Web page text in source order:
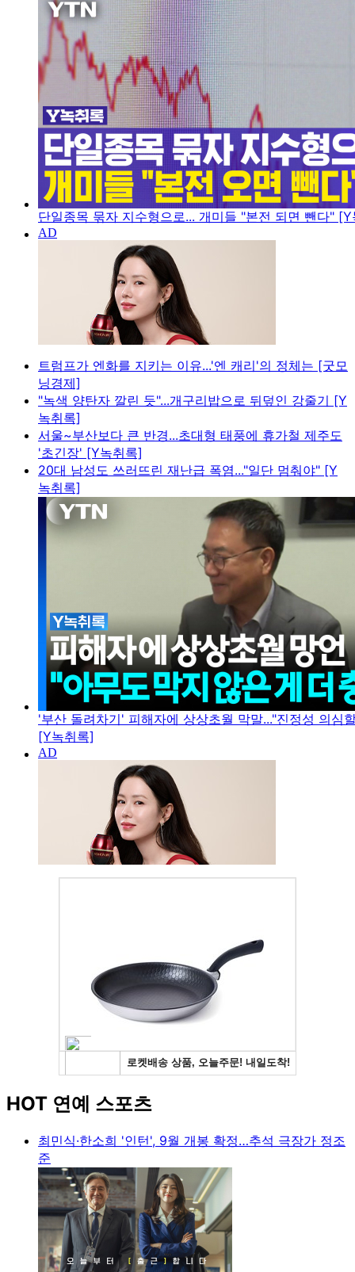
단일종목 묶자 지수형으로... 개미들 "본전 되면 뺀다"
트럼프가 엔화를 지키는 이유...'엔 캐리'의 정체는 [굿모
닝경제]
"녹색 양탄자 깔린 듯"...개구리밥으로 뒤덮인 강줄기 [Y
녹취록]
서울~부산보다 큰 반경...초대형 태풍에 휴가철 제주도
'초긴장' [Y녹취록]
20대 남성도 쓰러뜨린 재난급 폭염..."일단 멈춰야" [Y
녹취록]
'부산 돌려차기' 피해자에 상상초월 막말..."진정성 의심
[Y녹취록]
HOT 연예 스포츠
최민식·한소희 '인턴', 9월 개봉 확정…추석 극장가 정조
준